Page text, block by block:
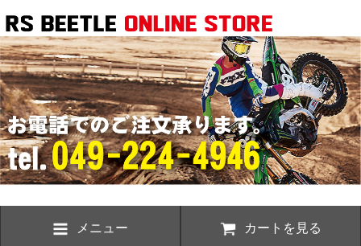
メニュー カートを見る